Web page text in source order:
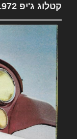
קטלוג ג'יפ 1972